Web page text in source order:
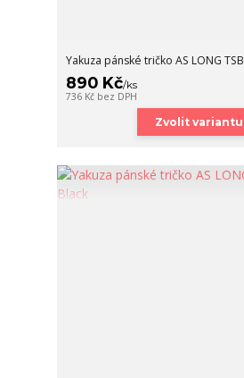
Yakuza pánské tričko AS LONG
890 Kč/ks
736 Kč bez DPH
Zvolit variantu